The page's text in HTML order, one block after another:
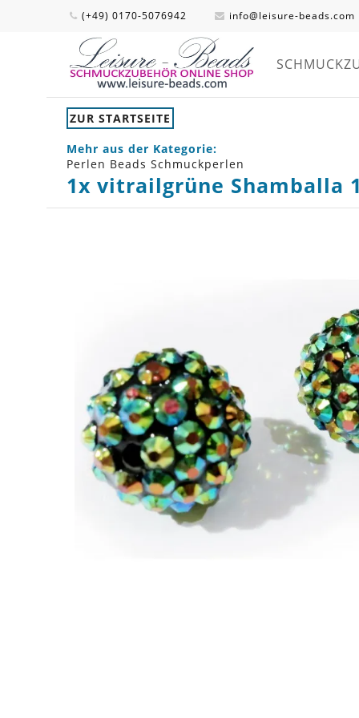
(+49) 0170-5076942 info@leisure-beads.com
ZUR STARTSEITE
Mehr aus der Kategorie:
Perlen Beads Schmuckperlen
1x vitrailgrüne Shamballa